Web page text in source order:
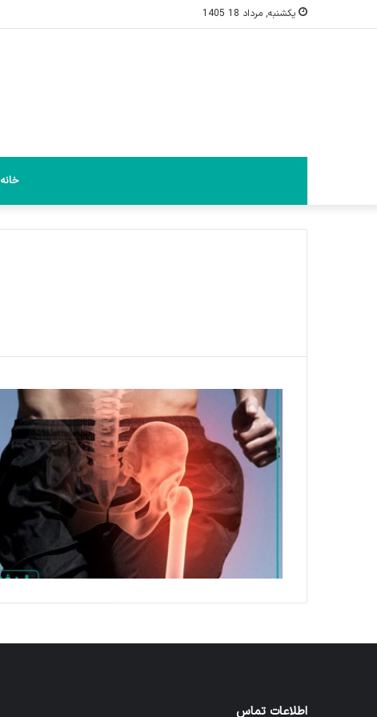
یکشنبه, مرداد 18 1405
خانه
اطلاعات تماس